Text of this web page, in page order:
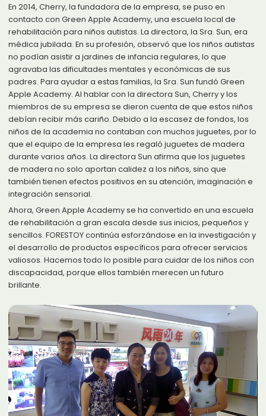
En 2014, Cherry, la fundadora de la empresa, se puso en
contacto con Green Apple Academy, una escuela local de
rehabilitación para niños autistas. La directora, la Sra. Sun, era
médica jubilada. En su profesión, observó que los niños autistas
no podían asistir a jardines de infancia regulares, lo que
agravaba las dificultades mentales y económicas de sus
padres. Para ayudar a estas familias, la Sra. Sun fundó Green
Apple Academy. Al hablar con la directora Sun, Cherry y los
miembros de su empresa se dieron cuenta de que estos niños
debían recibir más cariño. Debido a la escasez de fondos, los
niños de la academia no contaban con muchos juguetes, por lo
que el equipo de la empresa les regaló juguetes de madera
durante varios años. La directora Sun afirma que los juguetes
de madera no solo aportan calidez a los niños, sino que
también tienen efectos positivos en su atención, imaginación e
integración sensorial.
Ahora, Green Apple Academy se ha convertido en una escuela
de rehabilitación a gran escala desde sus inicios, pequeños y
sencillos. FORESTOY continúa esforzándose en la investigación y
el desarrollo de productos específicos para ofrecer servicios
valiosos. Hacemos todo lo posible para cuidar de los niños con
discapacidad, porque ellos también merecen un futuro
brillante.